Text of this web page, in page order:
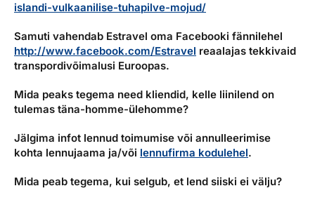
islandi-vulkaanilise-tuhapilve-mojud/
Samuti vahendab Estravel oma Facebooki fännilehel
http://www.facebook.com/Estravel reaalajas tekkivaid
transpordivõimalusi Euroopas.
Mida peaks tegema need kliendid, kelle liinilend on
tulemas täna-homme-ülehomme?
Jälgima infot lennud toimumise või annulleerimise
kohta lennujaama ja/või lennufirma kodulehel.
Mida peab tegema, kui selgub, et lend siiski ei välju?